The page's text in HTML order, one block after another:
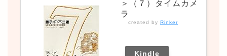
＞（７）タイムカメ
ラ
created by Rinker
Kindle